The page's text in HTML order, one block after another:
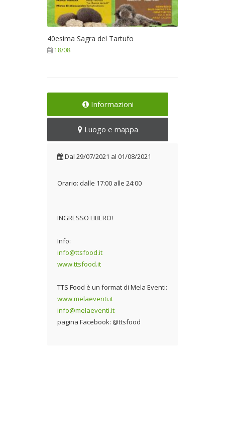
40esima Sagra del Tartufo
18/08
Informazioni
Luogo e mappa
Dal 29/07/2021 al 01/08/2021
Orario: dalle 17:00 alle 24:00
INGRESSO LIBERO!
Info:
info@ttsfood.it
www.ttsfood.it
TTS Food è un format di Mela Eventi:
www.melaeventi.it
info@melaeventi.it
pagina Facebook: @ttsfood